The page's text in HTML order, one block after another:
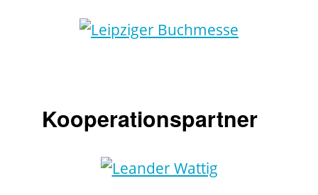
Kooperationspartner